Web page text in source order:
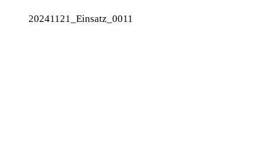
20241121_Einsatz_0011